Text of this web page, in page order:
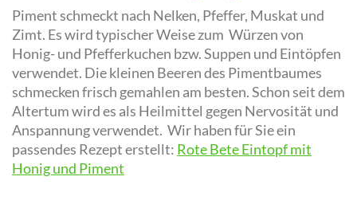
Piment schmeckt nach Nelken, Pfeffer, Muskat und
Zimt. Es wird typischer Weise zum Würzen von
Honig- und Pfefferkuchen bzw. Suppen und Eintöpfen
verwendet. Die kleinen Beeren des Pimentbaumes
schmecken frisch gemahlen am besten. Schon seit dem
Altertum wird es als Heilmittel gegen Nervosität und
Anspannung verwendet. Wir haben für Sie ein
passendes Rezept erstellt: Rote Bete Eintopf mit
Honig und Piment